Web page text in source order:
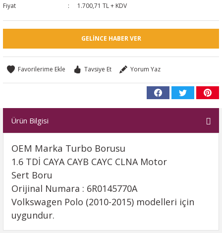
Fiyat
1.700,71 TL + KDV
GELINCE HABER VER
Tavsiye Et Yorum Yaz
Ürün Bilgisi
OEM Marka Turbo Borusu
1.6 TDİ CAYA CAYB CAYC CLNA Motor
Sert Boru
Orijinal Numara : 6R0145770A
Volkswagen Polo (2010-2015) modelleri için
uygundur.